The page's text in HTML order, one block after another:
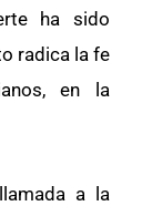
ha sido
radica la fe
en la
a la